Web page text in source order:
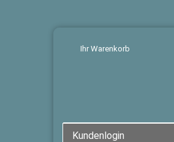
Ihr Warenkorb
Kundenlogin